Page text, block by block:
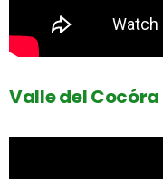
Valle del Cocóra